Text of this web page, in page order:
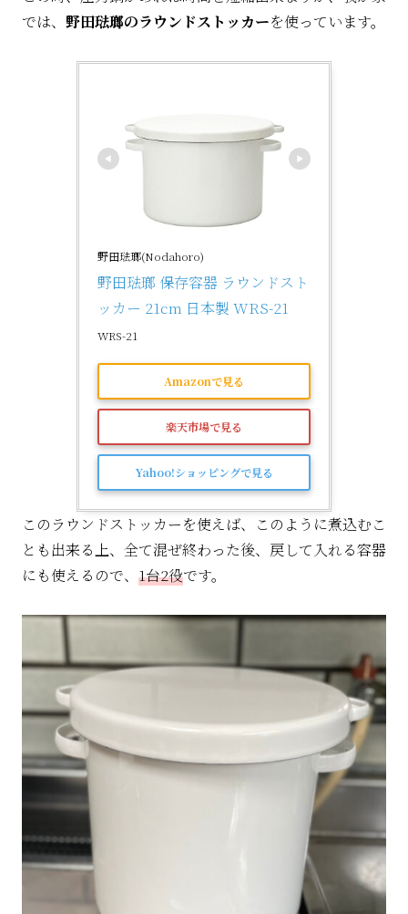
では、 野田琺瑯のラウンドストッカーを使っています。
野田琺瑯(Nodahoro)
野田琺瑯 保存容器 ラウンドスト
ッカー 21cm 日本製 WRS-21
WRS-21
Amazonで見る
楽天市場で見る
Yahoo!ショッピングで見る
このラウンドストッカーを使えば、このように煮込むこ
とも出来る上、全て混ぜ終わった後、戻して入れる容器
にも使えるので、 1台2役です。